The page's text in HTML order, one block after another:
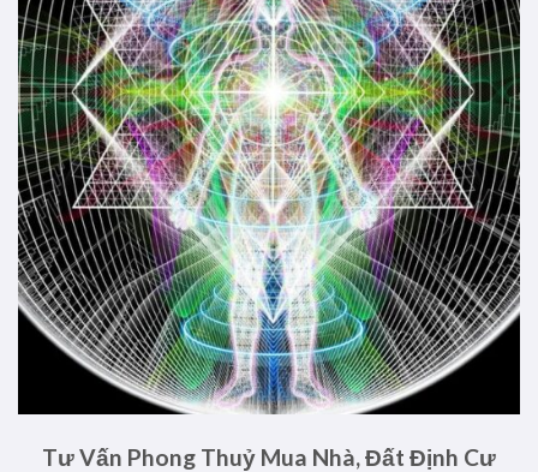
Tư Vấn Phong Thuỷ Mua Nhà, Đất Định Cư